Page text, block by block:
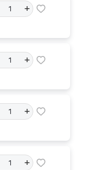
+
+
+
+